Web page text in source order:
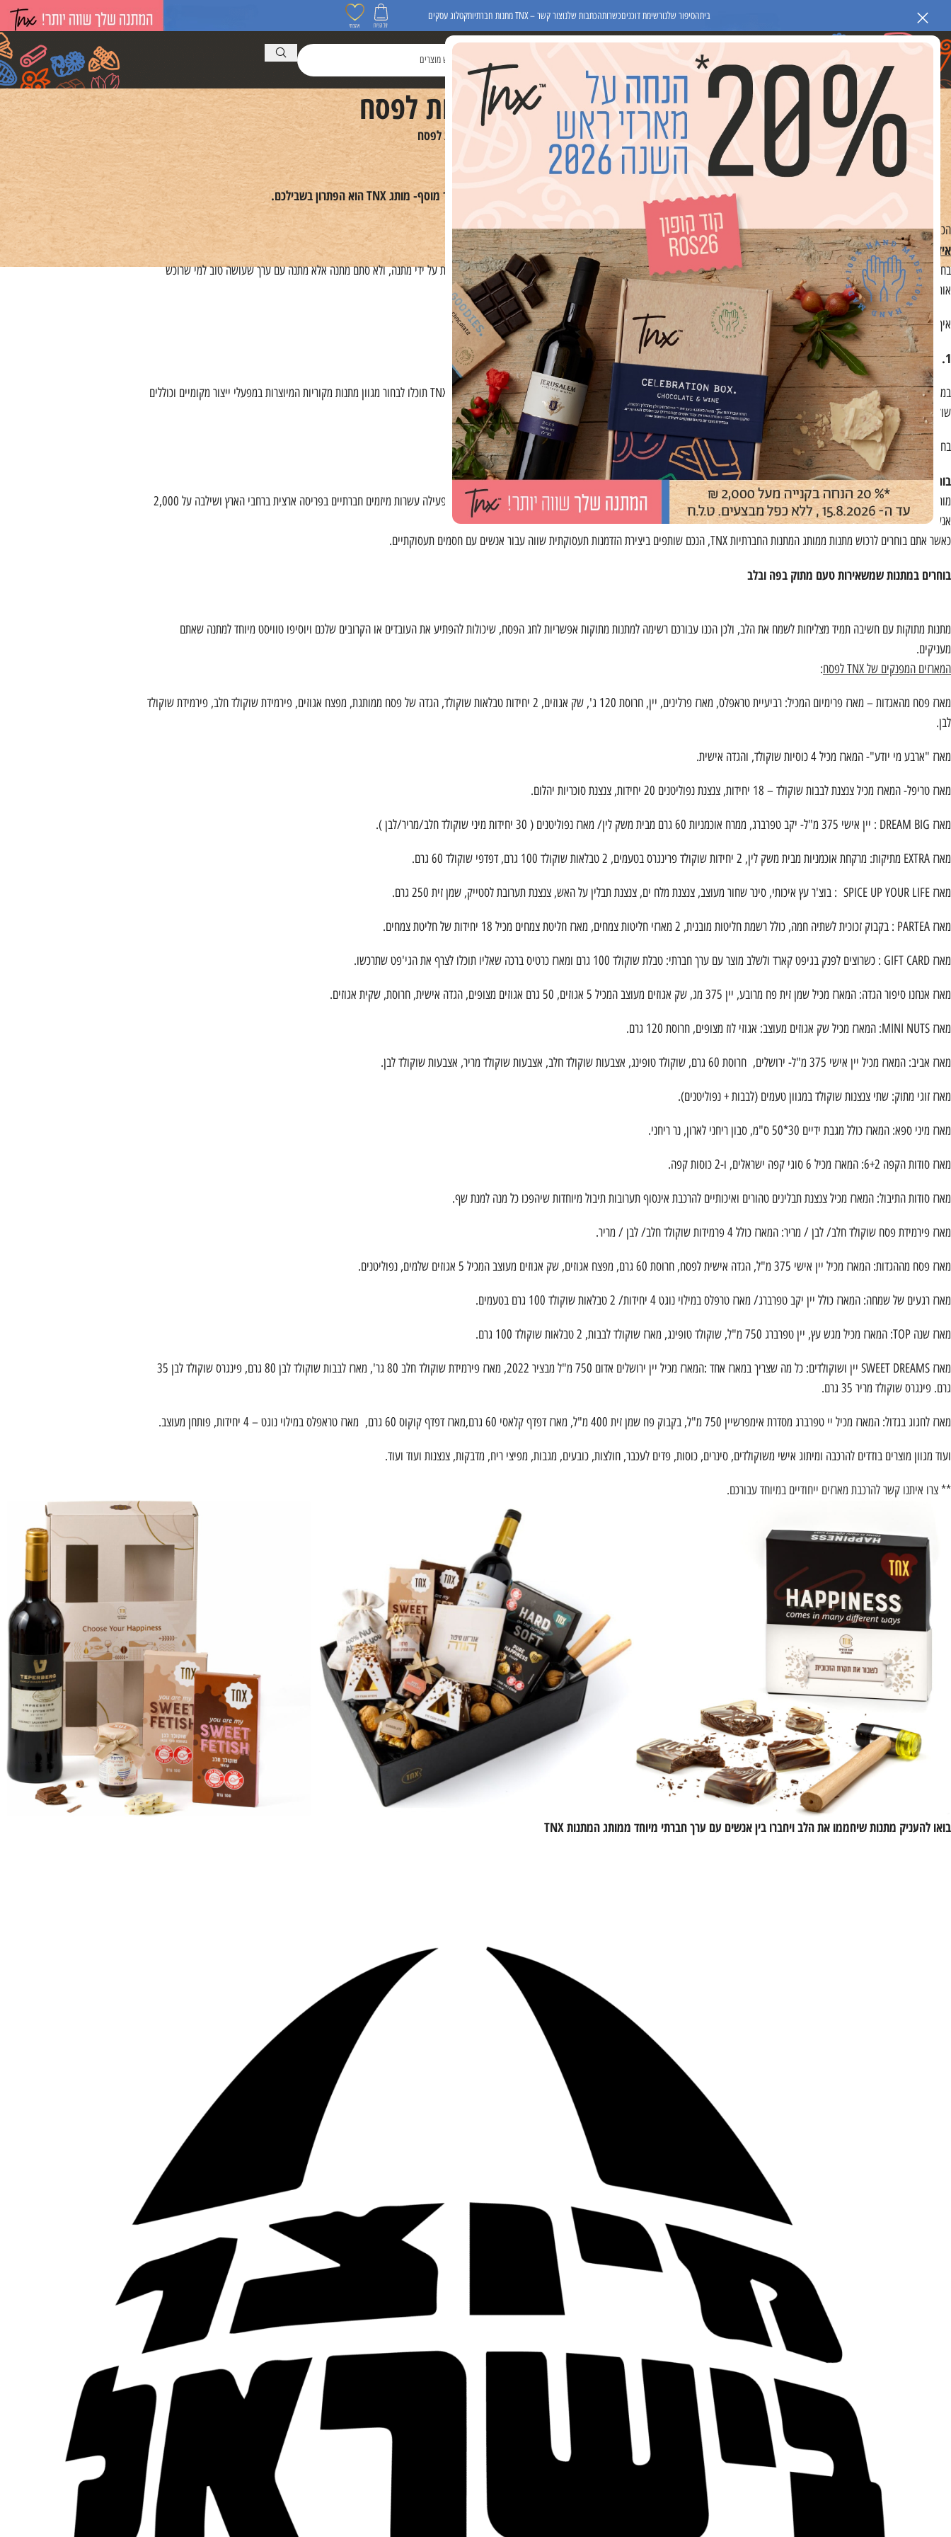
ביתהסיפור שלנורשימת דוכניםכשרותהכתבות שלנוצור קשר – TNX מתנות חברתיות קטלוג עסקים
מתנות ומוצרים לעסקים
מתנות חברתיות לפסח
מתנות חברתיות לפסח
פסח הגיע ואיתו הזמן למתנות מפנקות!
אם אתם מחפשים איך לפנק את העובדים או הקרובים שלכם במתנות שוות, מיוחדות ועם ערך מוסף- מותגTNXהוא הפתרון בשבילכם.
הכירו את מותג המתנות TNX שמתאים לכוווולם
איזה מתנה לקנות לפסח?
בחג הפסח אנו מחפשים דרכים להראות אמפתיה, הערכה ואהבה עבור העובדים והאנשים הקרובים אלינו- ואין דרך טובה יותר להראות זאת על ידי מתנה, ולא סתם מתנה אלא מתנה עם ערך שעושה טוב למי שרוכש
אותה ולמי שמקבל אותה.
איך בוחרים מארזים שעושים טוב?
1. בוחרים בייצור כחול לבן
במיוחד בימים אלה, בחירה במתנה תוצרת הארץ "כחול לבן" היא בחירה המאפשרת חיבור לכולם הן לרוכש המתנה והן למקבלה. אצלנו ב TNX תוכלו לבחור מגוון מתנות מקוריות המיוצרות במפעלי ייצור מקומיים וכוללים
שוקולדים, נרות ריחניים, מוצרי ספא, חליטות תה וקפה, צמחים ופרחים, סבונים ועוד!
בחירה במארזים תוצרת כחול לבן תוסיף טעם מיוחד ואותנטי למתנה שתעניקו וגם תסייע בתמיכה במיזמים חברתיים ישראליים.
בוחרים במתנות עם ערך חברתי
מותג TNX הינו מיזם חברתי מבית קבוצת שכולו טוב
הפועלת לקידום ושילוב אנשים עם מוגבלויות בעולם העבודה ובקהילה. שכולו טוב מפעילה עשרות מיזמים חברתיים בפריסה ארצית ברחבי הארץ ושילבה על 2,000
אנשים עם מוגבלויות בעולם העבודה.
כאשר אתם בוחרים לרכוש מתנות ממותג המתנות החברתיות TNX, הנכם שותפים ביצירת הזדמנות תעסוקתית שווה עבור אנשים עם חסמים תעסוקתיים.
בוחרים במתנות שמשאירות טעם מתוק בפה ובלב
מתנות מתוקות עם חשיבה תמיד מצליחות לשמח את הלב, ולכן הכנו עבורכם רשימה למתנות מתוקות אפשריות לחג הפסח, שיכולות להפתיע את העובדים או הקרובים שלכם ויוסיפו טוויסט מיוחד למתנה שאתם
מעניקים.
המארזים המפנקים של TNX לפסח
:
מארז פסח מהאגדות – מארז פרימיום המכיל: רביעיית טראפלס, מארז פרלינים, יין, חרוסת 120 ג', שק אגוזים, 2 יחידות טבלאות שוקולד, הגדה של פסח ממותגת, מפצח אגוזים, פירמידת שוקולד חלב, פירמידת שוקולד
לבן.
מארז "ארבע מי יודע"- המארז מכיל 4 כוסיות שוקולד, והגדה אישית.
מארז טריפל- המארז מכיל צנצנת לבבות שוקולד – 18 יחידות, צנצנת נפוליטנים 20 יחידות, צנצנת סוכריות יהלום.
מארז DREAM BIG : יין אישי 375 מ"ל- יקב טפרברג, ממרח אוכמניות 60 גרם מבית משק לין/ מארז נפוליטנים ( 30 יחידות מיני שוקולד חלב/מריר/לבן ).
מארז EXTRA מתיקות: מרקחת אוכמניות מבית משק לין, 2 יחידות שוקולד פרינגרס בטעמים, 2 טבלאות שוקולד 100 גרם, דפדפי שוקולד 60 גרם.
מארז SPICE UP YOUR LIFE : בוצ'ר עץ איכותי, סינר שחור מעוצב, צנצנת מלח ים, צנצנת תבלין על האש, צנצנת תערובת לסטייק, שמן זית 250 גרם.
מארז PARTEA : בקבוק זכוכית לשתיה חמה, כולל רשמת חליטות מובנית, 2 מארזי חליטות צמחים, מארז חליטת צמחים מכיל 18 יחידות של חליטת צמחים.
מארז GIFT CARD : כשרוצים לפנק בגיפט קארד ולשלב מוצר עם ערך חברתי: טבלת שוקולד 100 גרם ומארז כרטיס ברכה שאליו תוכלו לצרף את הגי'פט שתרכשו.
מארז אנחנו סיפור הגדה: המארז מכיל שמן זית פח מרובע, יין 375 מג, שק אגוזים מעוצב המכיל 5 אגוזים, 50 גרם אגוזים מצופים, הגדה אישית, חרוסת, שקית אגוזים.
מארז MINI NUTS: המארז מכיל שק אגוזים מעוצב: אגוזי לוז מצופים, חרוסת 120 גרם.
מארז אביב: המארז מכיל יין אישי 375 מ"ל- ירושלים, חרוסת 60 גרם, שוקולד טופינג, אצבעות שוקולד חלב, אצבעות שוקולד מריר, אצבעות שוקולד לבן.
מארז זוגי מתוק: שתי צנצנות שוקולד במגוון טעמים (לבבות + נפוליטנים).
מארז מיני ספא: המארז כולל מגבת ידיים 30*50 ס"מ, סבון ריחני לארון, נר ריחני.
מארז סודות הקפה 6+2: המארז מכיל 6 סוגי קפה ישראלים, ו-2 כוסות קפה.
מארז סודות התיבול: המארז מכיל צנצנת תבלינים טהורים ואיכותיים להרכבת אינסוף תערובות תיבול מיוחדות שיהפכו כל מנה למנת שף.
מארז פירמידת פסח שוקולד חלב/ לבן / מריר: המארז כולל 4 פרמידות שוקולד חלב/ לבן / מריר.
מארז פסח מההגדות: המארז מכיל יין אישי 375 מ"ל, הגדה אישית לפסח, חרוסת 60 גרם, מפצח אגוזים, שק אגוזים מעוצב המכיל 5 אגוזים שלמים, נפוליטנים.
מארז רגעים של שמחה: המארז כולל יין יקב טפרברג/ מארז טרפלס במילוי נוגט 4 יחידות/ 2 טבלאות שוקולד 100 גרם בטעמים.
מארז שנה TOP: המארז מכיל מגש עץ, יין טפרברג 750 מ"ל, שוקולד טופינג, מארז שוקולד לבבות, 2 טבלאות שוקולד 100 גרם.
מארז SWEET DREAMS יין ושוקולדים: כל מה שצריך במארז אחד :המארז מכיל יין ירושלים אדום 750 מ"ל מבציר 2022, מארז פירמידת שוקולד חלב 80 גר', מארז לבבות שוקולד לבן 80 גרם, פינגרס שוקולד לבן 35
גרם. פינגרס שוקולד מריר 35 גרם.
מארז לחגוג בגדול: המארז מכיל יי טפרברג מסדרת אימפרשיין 750 מ"ל, בקבוק פח שמן זית 400 מ"ל, מארז דפדף קלאסי 60 גרם,מארז דפדף קוקוס 60 גרם, מארז טראפלס במילוי נוגט – 4 יחידות, פותחן מעוצב.
ועוד מגוון מוצרים בודדים להרכבה ומיתוג אישי משוקולדים, סינרים, כוסות, פדים לעכבר, חולצות, כובעים, מגבות, מפיצי ריח, מדבקות, צנצנות ועוד ועוד.
** צרו איתנו קשר להרכבת מארזים ייחודיים במיוחד עבורכם.
בואו להעניק מתנות שיחממו את הלב ויחברו בין אנשים עם ערך חברתי מיוחד ממותג המתנות TNX